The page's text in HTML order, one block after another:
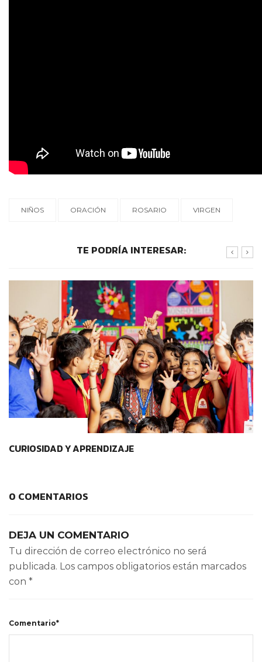
NIÑOS ORACIÓN ROSARIO VIRGEN
TE PODRÍA INTERESAR:
CURIOSIDAD Y APRENDIZAJE
0 COMENTARIOS
DEJA UN COMENTARIO
Tu dirección de correo electrónico no será
publicada. Los campos obligatorios están marcados
con *
Comentario*